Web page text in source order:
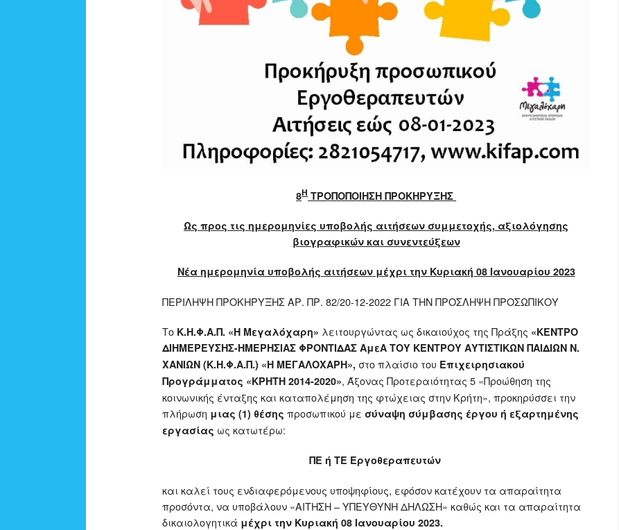
8Η ΤΡΟΠΟΠΟΙΗΣΗ ΠΡΟΚΗΡΥΞΗΣ
Ως προς τις ημερομηνίες υποβολής αιτήσεων συμμετοχής, αξιολόγησης
βιογραφικών και συνεντεύξεων
Νέα ημερομηνία υποβολής αιτήσεων μέχρι την Κυριακή 08 Ιανουαρίου 2023
ΠΕΡΙΛΗΨΗ ΠΡΟΚΗΡΥΞΗΣ ΑΡ. ΠΡ. 82/20-12-2022 ΓΙΑ ΤΗΝ ΠΡΟΣΛΗΨΗ ΠΡΟΣΩΠΙΚΟΥ
Το Κ.Η.Φ.Α.Π. «Η Μεγαλόχαρη» λειτουργώντας ως δικαιούχος της Πράξης «ΚΕΝΤΡΟ
ΔΙΗΜΕΡΕΥΣΗΣ-ΗΜΕΡΗΣΙΑΣ ΦΡΟΝΤΙΔΑΣ ΑμεΑ ΤΟΥ ΚΕΝΤΡΟΥ ΑΥΤΙΣΤΙΚΩΝ ΠΑΙΔΙΩΝ Ν.
ΧΑΝΙΩΝ (Κ.Η.Φ.Α.Π.) «Η ΜΕΓΑΛΟΧΑΡΗ», στο πλαίσιο του Επιχειρησιακού
Προγράμματος «ΚΡΗΤΗ 2014-2020», Άξονας Προτεραιότητας 5 «Προώθηση της
κοινωνικής ένταξης και καταπολέμηση της φτώχειας στην Κρήτη», προκηρύσσει την
πλήρωση μιας (1) θέσης προσωπικού με σύναψη σύμβασης έργου ή εξαρτημένης
εργασίας ως κατωτέρω:
ΠΕ ή ΤΕ Εργοθεραπευτών
και καλεί τους ενδιαφερόμενους υποψηφίους, εφόσον κατέχουν τα απαραίτητα
προσόντα, να υποβάλουν «ΑΙΤΗΣΗ – ΥΠΕΥΘΥΝΗ ΔΗΛΩΣΗ» καθώς και τα απαραίτητα
δικαιολογητικά μέχρι την Κυριακή 08 Ιανουαρίου 2023.